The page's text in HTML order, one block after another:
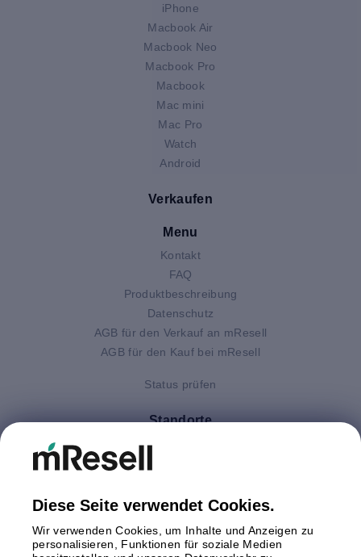
iPhone
Macbook Air
Macbook Neo
Macbook Pro
Macbook
Mac mini
Mac Pro
Watch
Android
Verkaufen
Menu
Kontakt
FAQ
Produktbeschreibung
Datenschutz
AGB für den Verkauf an mResell
AGB für den Kauf bei mResell
Status prüfen
Standorte
Deutschland
Italien
Polen
Diese Seite verwendet Cookies.
Wir verwenden Cookies, um Inhalte und Anzeigen zu
personalisieren, Funktionen für soziale Medien